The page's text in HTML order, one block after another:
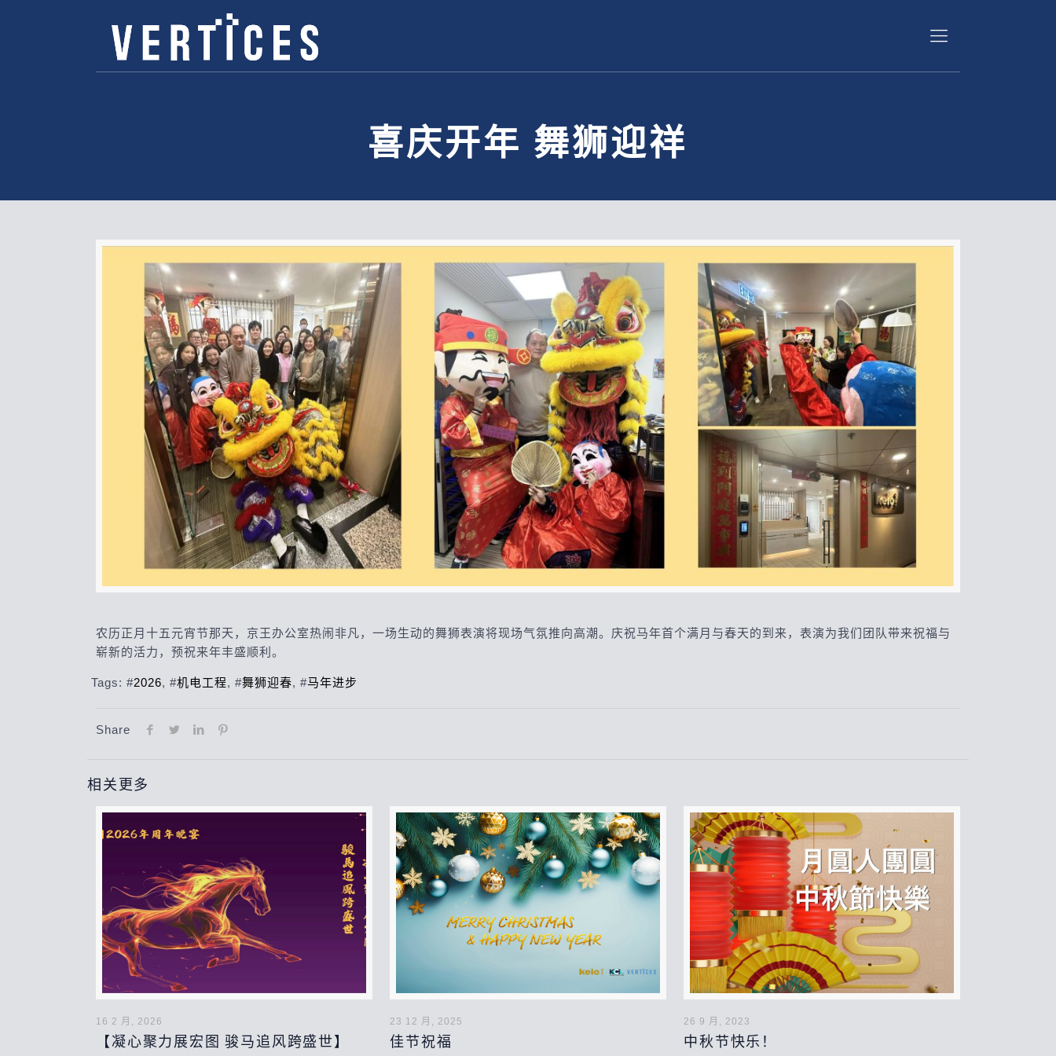
喜庆开年 舞狮迎祥
农历正月十五元宵节那天，京王办公室热闹非凡，一场生动的舞狮表演将现场气氛推向高潮。庆祝马年首个满月与春天的到来，表演为我们团队带来祝福与
崭新的活力，预祝来年丰盛顺利。
Tags: #2026, #机电工程, #舞狮迎春, #马年进步
Share
相关更多
16 2 月, 2026
【凝心聚力展宏图 骏马追风跨盛世】
23 12 月, 2025
佳节祝福
26 9 月, 2023
中秋节快乐！